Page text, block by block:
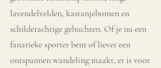
lavendelvelden, kastanjebomen en
schilderachtige gehuchten. Of je nu een
fanatieke sporter bent of liever een
ontspannen wandeling maakt, er is voor